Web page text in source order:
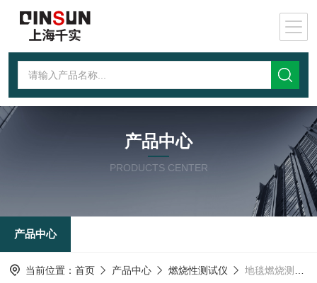
产品中心
PRODUCTS CENTER
产品中心
当前位置： 首页 产品中心 燃烧性测试仪 地毯燃烧测试仪